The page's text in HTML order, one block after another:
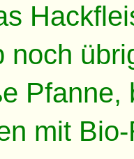
noch
Pfanne,
mit